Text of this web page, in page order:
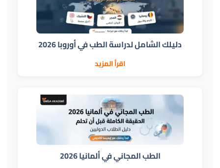
دليلك الشامل لدراسة الطب في أوروبا 2026
اقرأ المزيد
الطب المجاني في ألمانيا 2026